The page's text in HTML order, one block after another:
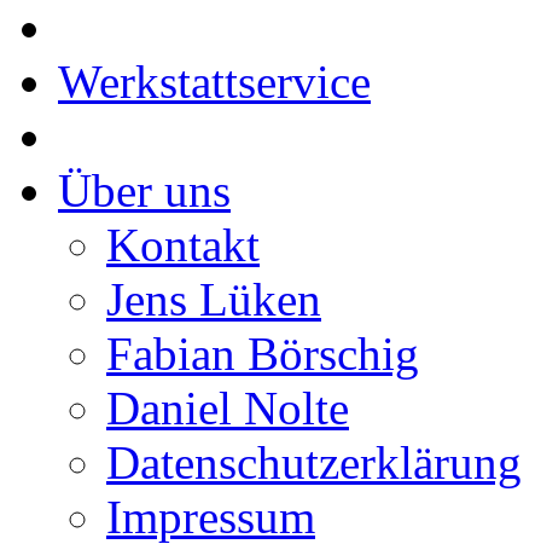
Werkstattservice
Über uns
Kontakt
Jens Lüken
Fabian Börschig
Daniel Nolte
Datenschutzerklärung
Impressum